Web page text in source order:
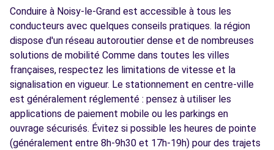
Conduire à Noisy-le-Grand est accessible à tous les
conducteurs avec quelques conseils pratiques. la région
dispose d'un réseau autoroutier dense et de nombreuses
solutions de mobilité Comme dans toutes les villes
françaises, respectez les limitations de vitesse et la
signalisation en vigueur. Le stationnement en centre-ville
est généralement réglementé : pensez à utiliser les
applications de paiement mobile ou les parkings en
ouvrage sécurisés. Évitez si possible les heures de pointe
(généralement entre 8h-9h30 et 17h-19h) pour des trajets